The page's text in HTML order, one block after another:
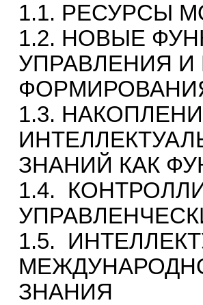
1.1. РЕСУРСЫ
1.2. НОВЫЕ
УПРАВЛЕНИЯ
1.3.
ЗНАНИЙ КАК
1.4.
1.5.
ЗНАНИЯ